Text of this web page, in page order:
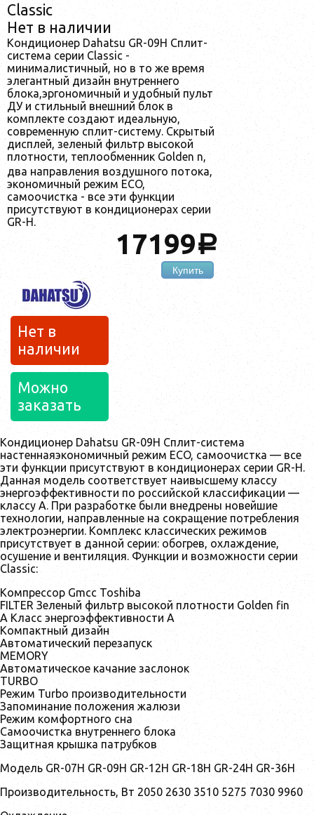
Classic
Нет в наличии
Кондиционер Dahatsu GR-09H Сплит-
система серии Classic -
минималистичный, но в то же время
элегантный дизайн внутреннего
блока,эргономичный и удобный пульт
ДУ и стильный внешний блок в
комплекте создают идеальную,
современную сплит-систему. Скрытый
дисплей, зеленый фильтр высокой
плотности, теплообменник Golden n,
два направления воздушного потока,
экономичный режим ECO,
самоочистка - все эти функции
присутствуют в кондиционерах серии
GR-H.
17199a
Купить
Нет в
наличии
Можно
заказать
Кондиционер Dahatsu GR-09H Сплит-система
настеннаяэкономичный режим ECO, самоочистка — все
эти функции присутствуют в кондиционерах серии GR-H.
Данная модель соответствует наивысшему классу
энергоэффективности по российской классификации —
классу А. При разработке были внедрены новейшие
технологии, направленные на сокращение потребления
электроэнергии. Комплекс классических режимов
присутствует в данной серии: обогрев, охлаждение,
осушение и вентиляция. Функции и возможности серии
Classic:
Компрессор Gmcc Toshiba
FILTER Зеленый фильтр высокой плотности Golden fin
А Класс энергоэффективности А
Компактный дизайн
Автоматический перезапуск
MEMORY
Автоматическое качание заслонок
TURBO
Режим Turbo производительности
Запоминание положения жалюзи
Режим комфортного сна
Самоочистка внутреннего блока
Защитная крышка патрубков
Модель GR-07H GR-09H GR-12H GR-18H GR-24H GR-36H
Производительность, Вт 2050 2630 3510 5275 7030 9960